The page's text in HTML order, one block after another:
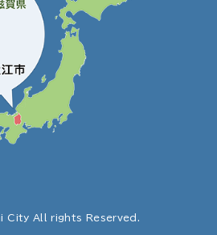
City All rights Reserved.